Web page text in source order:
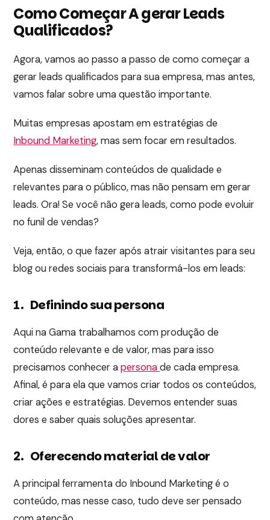
Como Começar A gerar Leads
Qualificados?
Agora, vamos ao passo a passo de como começar a
gerar leads qualificados para sua empresa, mas antes,
vamos falar sobre uma questão importante.
Muitas empresas apostam em estratégias de
Inbound Marketing, mas sem focar em resultados.
Apenas disseminam conteúdos de qualidade e
relevantes para o público, mas não pensam em gerar
leads. Ora! Se você não gera leads, como pode evoluir
no funil de vendas?
Veja, então, o que fazer após atrair visitantes para seu
blog ou redes sociais para transformá-los em leads:
1. Definindo sua persona
Aqui na Gama trabalhamos com produção de
conteúdo relevante e de valor, mas para isso
precisamos conhecer apersonade cada empresa.
Afinal, é para ela que vamos criar todos os conteúdos,
criar ações e estratégias. Devemos entender suas
dores e saber quais soluções apresentar.
2. Oferecendo material de valor
A principal ferramenta do Inbound Marketing é o
conteúdo, mas nesse caso, tudo deve ser pensado